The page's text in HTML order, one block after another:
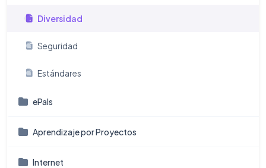
Diversidad
Seguridad
Estándares
ePals
Aprendizaje por Proyectos
Internet